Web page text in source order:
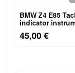
BMW Z4 E85
indicator
45,00 €